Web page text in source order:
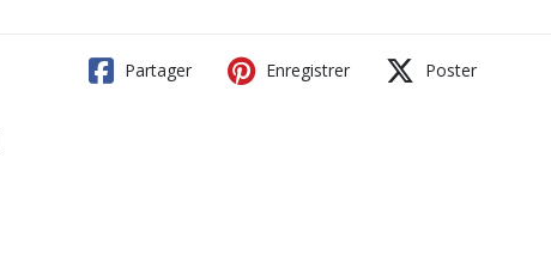
Partager Enregistrer Poster